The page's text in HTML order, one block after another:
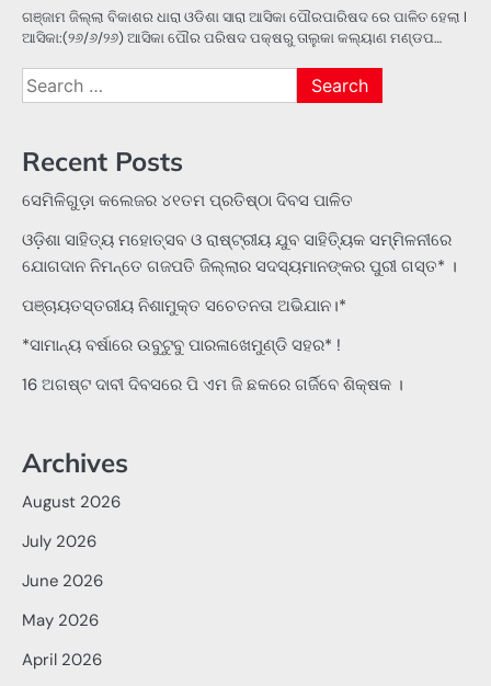
ଗଞ୍ଜାମ ଜିଲ୍ଲା ବିକାଶର ଧାରା ଓଡିଶା ସାରା ଆସିକା ପୌରପାରିଷଦ ରେ ପାଳିତ ହେଲା l
ଆସିକା:(୨୬/୬/୨୬) ଆସିକା ପୌର ପରିଷଦ ପକ୍ଷରୁ ତାଲୁକା କଲ୍ୟାଣ ମଣ୍ଡପ…
Search
for:
Recent Posts
ସେମିଳିଗୁଡ଼ା କଲେଜର ୪୧ତମ ପ୍ରତିଷ୍ଠା ଦିବସ ପାଳିତ
ଓଡ଼ିଶା ସାହିତ୍ୟ ମହୋତ୍ସବ ଓ ରାଷ୍ଟ୍ରୀୟ ଯୁବ ସାହିତ୍ୟିକ ସମ୍ମିଳନୀରେ
ଯୋଗଦାନ ନିମନ୍ତେ ଗଜପତି ଜିଲ୍ଲାର ସଦସ୍ୟମାନଙ୍କର ପୁରୀ ଗସ୍ତ* ।
ପଞ୍ଚାୟତସ୍ତରୀୟ ନିଶାମୁକ୍ତ ସଚେତନତା ଅଭିଯାନ।*
*ସାମାନ୍ୟ ବର୍ଷାରେ ଉବୁଟୁବୁ ପାରଳାଖେମୁଣ୍ଡି ସହର* !
16 ଅଗଷ୍ଟ ଦାବୀ ଦିବସରେ ପି ଏମ ଜି ଛକରେ ଗର୍ଜିବେ ଶିକ୍ଷକ ।
Archives
August 2026
July 2026
June 2026
May 2026
April 2026